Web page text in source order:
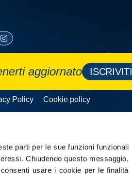
parti per le sue funzioni funzionali
Chiudendo questo messaggio,
usare i cookie per le finalità
aggiornato ISCRIVITI
Policy Cookie policy